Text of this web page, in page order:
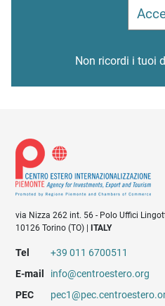
Non ricordi i tuoi
via Nizza 262 int. 56 - Polo Uffici
10126 Torino (TO) |
ITALY
Tel
+39 011 6700511
E-mail
info@centroestero.org
PEC